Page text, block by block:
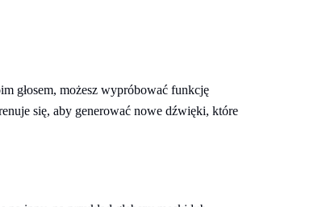
głosem, możesz wypróbować funkcję
się, aby generować nowe dźwięki, które